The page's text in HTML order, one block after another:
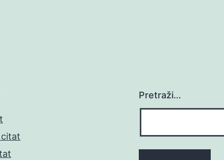
citat
Pretraži…